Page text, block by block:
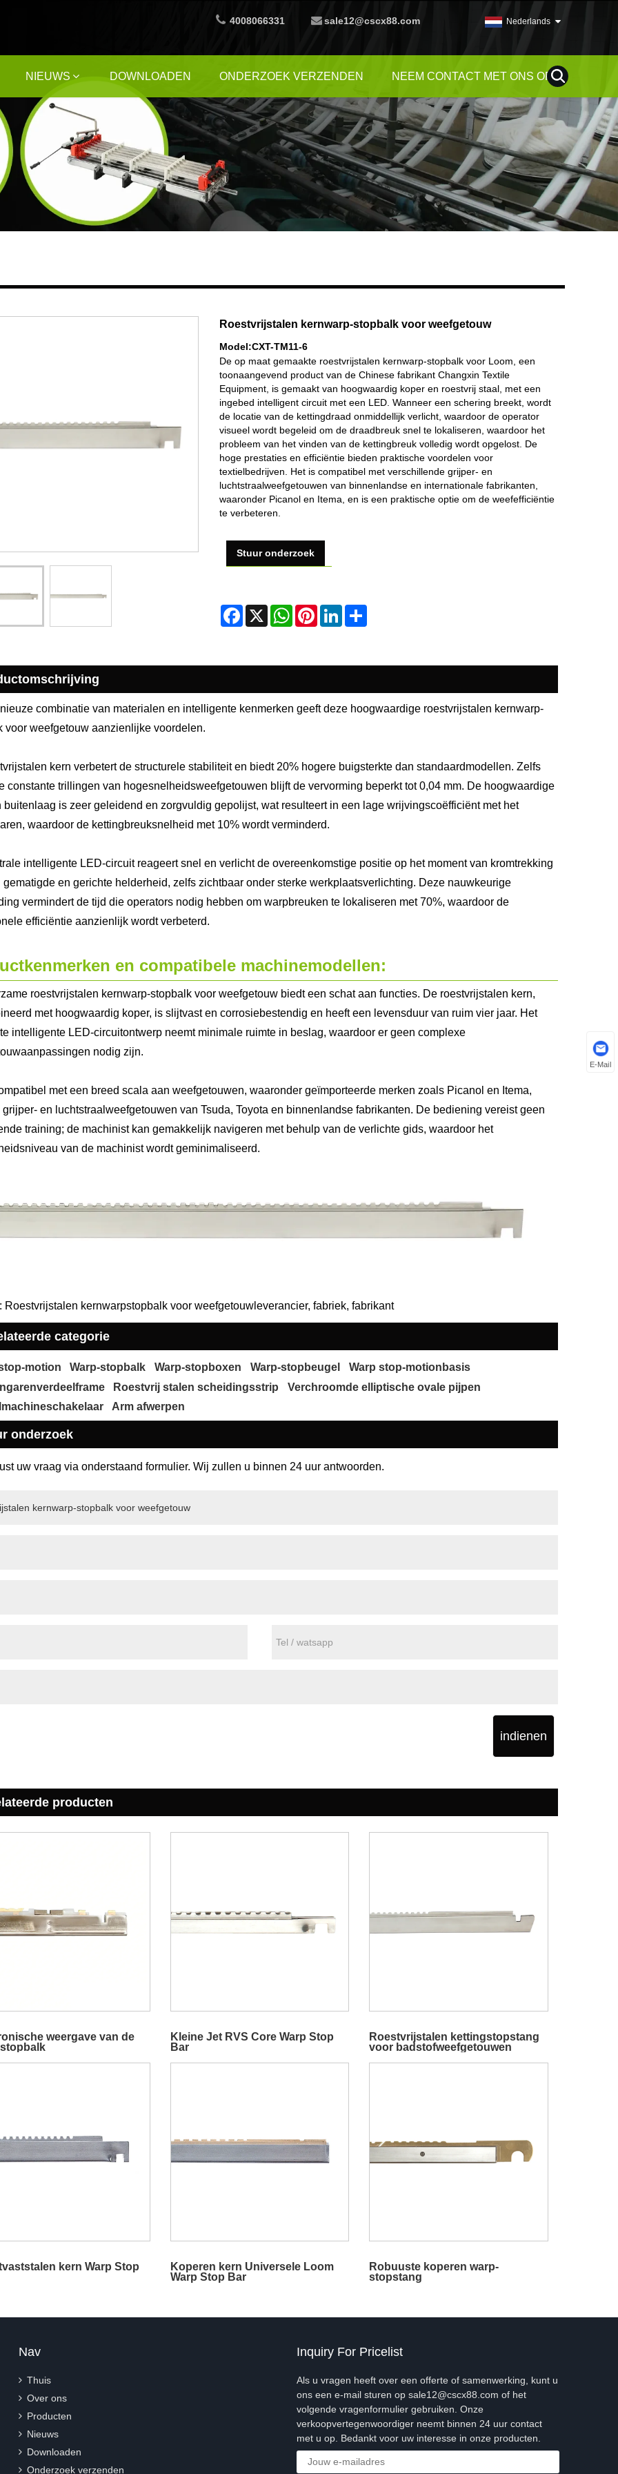
4008066331 sale12@cscx88.com Nederlands
NIEUWS DOWNLOADEN ONDERZOEK VERZENDEN NEEM CONTACT MET ONS OP
Roestvrijstalen kernwarp-stopbalk voor weefgetouw
Model:CXT-TM11-6
De op maat gemaakte roestvrijstalen kernwarp-stopbalk voor Loom, een
toonaangevend product van de Chinese fabrikant Changxin Textile
Equipment, is gemaakt van hoogwaardig koper en roestvrij staal, met een
ingebed intelligent circuit met een LED. Wanneer een schering breekt, wordt
de locatie van de kettingdraad onmiddellijk verlicht, waardoor de operator
visueel wordt begeleid om de draadbreuk snel te lokaliseren, waardoor het
probleem van het vinden van de kettingbreuk volledig wordt opgelost. De
hoge prestaties en efficiëntie bieden praktische voordelen voor
textielbedrijven. Het is compatibel met verschillende grijper- en
luchtstraalweefgetouwen van binnenlandse en internationale fabrikanten,
waaronder Picanol en Itema, en is een praktische optie om de weefefficiëntie
te verbeteren.
Stuur onderzoek
Facebook
X WhatsApp
PinterestLinkedInShare
combinatie van materialen en intelligente kenmerken geeft deze hoogwaardige roestvrijstalen kernwarp-
voor weefgetouw aanzienlijke voordelen.
kern verbetert de structurele stabiliteit en biedt 20% hogere buigsterkte dan standaardmodellen. Zelfs
constante trillingen van hogesnelheidsweefgetouwen blijft de vervorming beperkt tot 0,04 mm. De hoogwaardige
buitenlaag is zeer geleidend en zorgvuldig gepolijst, wat resulteert in een lage wrijvingscoëfficiënt met het
waardoor de kettingbreuksnelheid met 10% wordt verminderd.
intelligente LED-circuit reageert snel en verlicht de overeenkomstige positie op het moment van kromtrekking
gematigde en gerichte helderheid, zelfs zichtbaar onder sterke werkplaatsverlichting. Deze nauwkeurige
vermindert de tijd die operators nodig hebben om warpbreuken te lokaliseren met 70%, waardoor de
efficiëntie aanzienlijk wordt verbeterd.
en compatibele machinemodellen:
roestvrijstalen kernwarp-stopbalk voor weefgetouw biedt een schat aan functies. De roestvrijstalen kern,
met hoogwaardig koper, is slijtvast en corrosiebestendig en heeft een levensduur van ruim vier jaar. Het
intelligente LED-circuitontwerp neemt minimale ruimte in beslag, waardoor er geen complexe
nodig zijn.
met een breed scala aan weefgetouwen, waaronder geïmporteerde merken zoals Picanol en Itema,
en luchtstraalweefgetouwen van Tsuda, Toyota en binnenlandse fabrikanten. De bediening vereist geen
training; de machinist kan gemakkelijk navigeren met behulp van de verlichte gids, waardoor het
van de machinist wordt geminimaliseerd.
Roestvrijstalen kernwarpstopbalk voor weefgetouwleverancier, fabriek, fabrikant
categorie
motion Warp-stopbalk Warp-stopboxen Warp-stopbeugel
Warp stop-motionbasis
Roestvrij stalen scheidingsstrip
Verchroomde elliptische ovale pijpen
Arm afwerpen
onderzoek
uw vraag via onderstaand formulier. Wij zullen u binnen 24 uur antwoorden.
indienen
producten
weergave van de
Kleine Jet RVS Core Warp Stop
Bar
Roestvrijstalen kettingstopstang
voor badstofweefgetouwen
kern Warp Stop
Koperen kern Universele Loom
Warp Stop Bar
Robuuste koperen warp-
stopstang
Nav
Thuis
Over ons
Producten
Nieuws
Downloaden
Onderzoek verzenden
Inquiry For Pricelist
Als u vragen heeft over een offerte of samenwerking, kunt u
ons een e-mail sturen op sale12@cscx88.com of het
volgende vragenformulier gebruiken. Onze
verkoopvertegenwoordiger neemt binnen 24 uur contact
met u op. Bedankt voor uw interesse in onze producten.
E-Mail